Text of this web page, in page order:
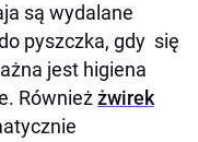
są wydalane
pyszczka, gdy się
jest higiena
Równieżżwirek